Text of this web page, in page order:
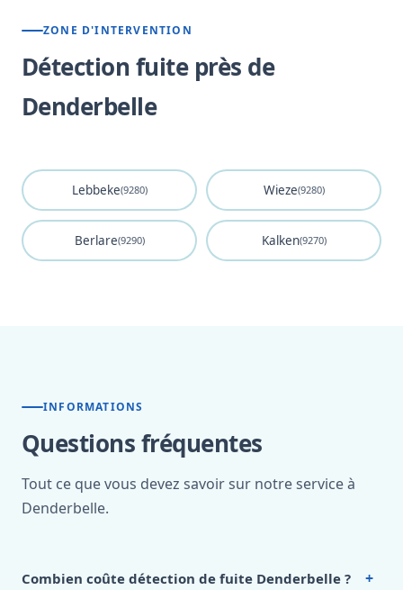
ZONE D'INTERVENTION
Détection fuite près de
Denderbelle
Lebbeke(9280) Wieze(9280)
Berlare(9290) Kalken(9270)
INFORMATIONS
Questions fréquentes
Tout ce que vous devez savoir sur notre service à
Denderbelle.
Combien coûte détection de fuite Denderbelle ? +